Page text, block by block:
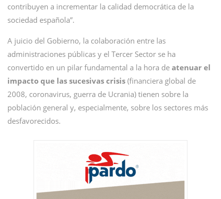
contribuyen a incrementar la calidad democrática de la
sociedad española”.
A juicio del Gobierno, la colaboración entre las
administraciones públicas y el Tercer Sector se ha
convertido en un pilar fundamental a la hora de atenuar el
impacto que las sucesivas crisis (financiera global de
2008, coronavirus, guerra de Ucrania) tienen sobre la
población general y, especialmente, sobre los sectores más
desfavorecidos.